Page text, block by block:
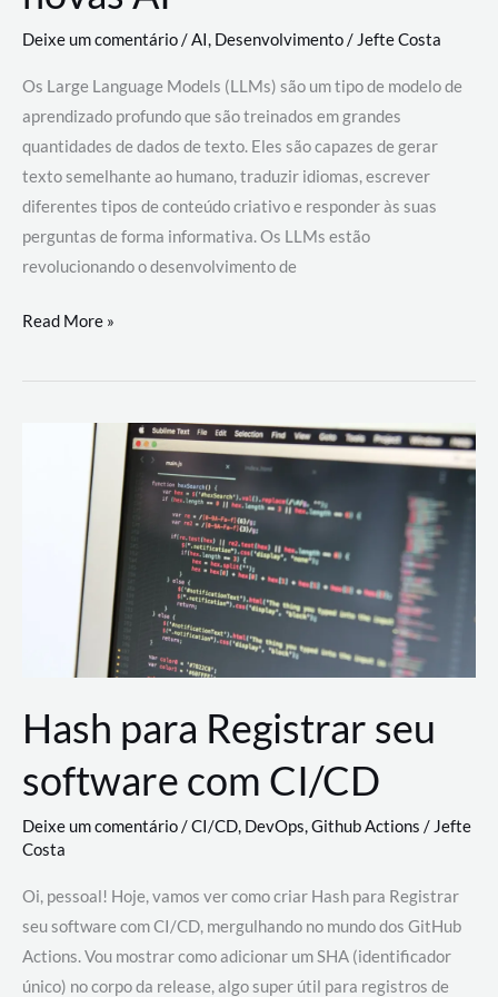
Deixe um comentário/AI, Desenvolvimento/ Jefte Costa
Os Large Language Models (LLMs) são um tipo de modelo de
aprendizado profundo que são treinados em grandes
quantidades de dados de texto. Eles são capazes de gerar
texto semelhante ao humano, traduzir idiomas, escrever
diferentes tipos de conteúdo criativo e responder às suas
perguntas de forma informativa. Os LLMs estão
revolucionando o desenvolvimento de
Large
Models
revolucionando
desenvolvimento
Read More »
Hash para Registrar seu
software com CI/CD
Deixe um comentário/CI/CD, DevOps,Github Actions /Jefte
Costa
Oi, pessoal! Hoje, vamos ver como criar Hash para Registrar
seu software com CI/CD, mergulhando no mundo dos GitHub
Actions. Vou mostrar como adicionar um SHA (identificador
único) no corpo da release, algo super útil para registros de